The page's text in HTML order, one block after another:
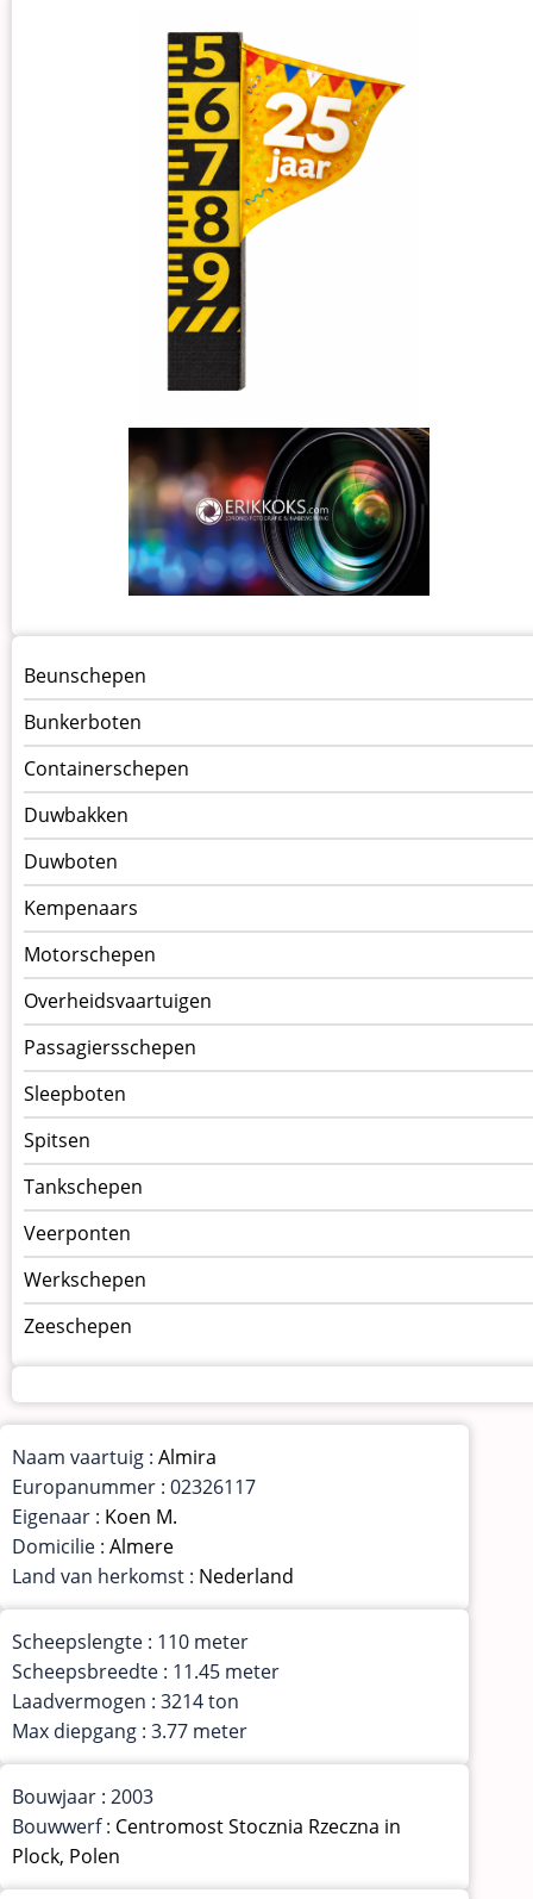
Menu
Schepen
Beunschepen
Bunkerboten
Containerschepen
Duwbakken
Duwboten
Kempenaars
Motorschepen
Overheidsvaartuigen
Passagiersschepen
Sleepboten
Spitsen
Tankschepen
Veerponten
Werkschepen
Zeeschepen
Naam vaartuig : Almira
Europanummer : 02326117
Eigenaar : Koen M.
Domicilie : Almere
Land van herkomst : Nederland
Scheepslengte : 110 meter
Scheepsbreedte : 11.45 meter
Laadvermogen : 3214 ton
Max diepgang : 3.77 meter
Bouwjaar : 2003
Bouwwerf : Centromost Stocznia Rzeczna in
Plock, Polen